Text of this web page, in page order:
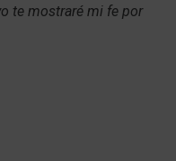
te mostraré mi fe por